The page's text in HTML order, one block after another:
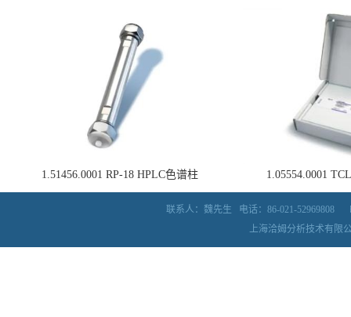
1.51456.0001 RP-18 HPLC色谱柱 1.05554.0001
联系人：魏先生 电话：86-021-52969808
上海洽姆分析技术有限